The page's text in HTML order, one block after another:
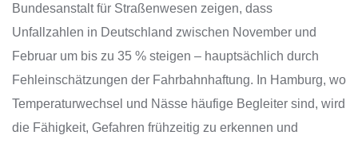
Bundesanstalt für Straßenwesen zeigen, dass
Unfallzahlen in Deutschland zwischen November und
Februar um bis zu 35 % steigen – hauptsächlich durch
Fehleinschätzungen der Fahrbahnhaftung. In Hamburg, wo
Temperaturwechsel und Nässe häufige Begleiter sind, wird
die Fähigkeit, Gefahren frühzeitig zu erkennen und